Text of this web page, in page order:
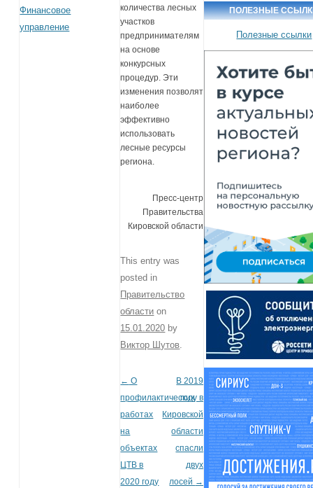
Финансовое
управление
количества лесных
участков
предпринимателям
на основе
конкурсных
процедур. Эти
изменения позволят
наиболее
эффективно
использовать
лесные ресурсы
региона.
Пресс-центр
Правительства
Кировской области
This entry was
posted in
Правительство
области on
15.01.2020 by
Виктор Шутов
Post navigation
← О
профилактических
работах
на
объектах
ЦТВ в
2020 году
В 2019
году в
Кировской
области
спасли
двух
лосей →
ПОЛЕЗНЫЕ
Полезные ссылки